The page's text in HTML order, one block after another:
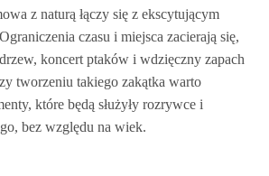
z naturą łączy się z ekscytującym
czasu i miejsca zacierają się,
koncert ptaków i wdzięczny zapach
tworzeniu takiego zakątka warto
które będą służyły rozrywce i
bez względu na wiek.